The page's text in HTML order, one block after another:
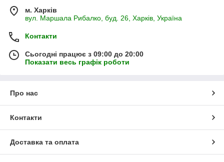
м. Харків
вул. Маршала Рибалко, буд. 26, Харків, Україна
Контакти
Сьогодні працює з 09:00 до 20:00
Показати весь графік роботи
Про нас
Контакти
Доставка та оплата